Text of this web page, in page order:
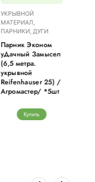
УКРЫВНОЙ
МАТЕРИАЛ,
ПАРНИКИ, ДУГИ
Парник Эконом
уДачный Замысел
(6,5 метра.
укрывной
Reifenhauser 25) /
Агромастер/ *5шт
Купить